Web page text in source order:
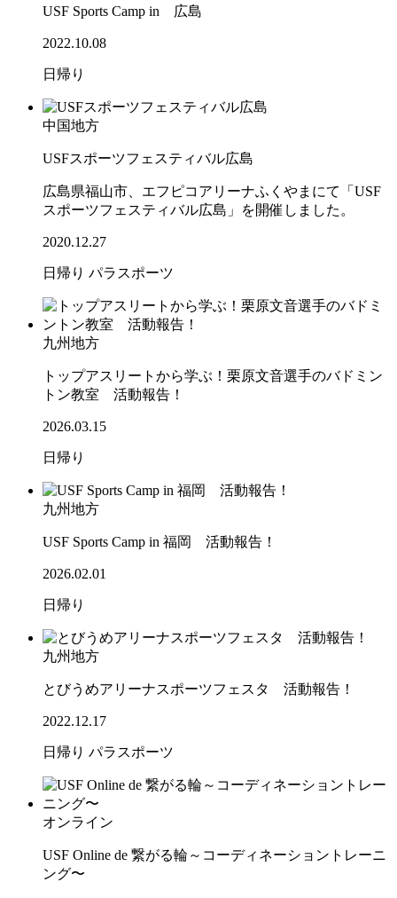
USF Sports Camp in 広島
2022.10.08
日帰り
中国地方
USFスポーツフェスティバル広島
広島県福山市、エフピコアリーナふくやまにて「USF
スポーツフェスティバル広島」を開催しました。
2020.12.27
日帰り パラスポーツ
九州地方
トップアスリートから学ぶ！栗原文音選手のバドミン
トン教室 活動報告！
2026.03.15
日帰り
九州地方
USF Sports Camp in 福岡 活動報告！
2026.02.01
日帰り
九州地方
とびうめアリーナスポーツフェスタ 活動報告！
2022.12.17
日帰り パラスポーツ
オンライン
USF Online de 繋がる輪～コーディネーショントレーニ
ング〜